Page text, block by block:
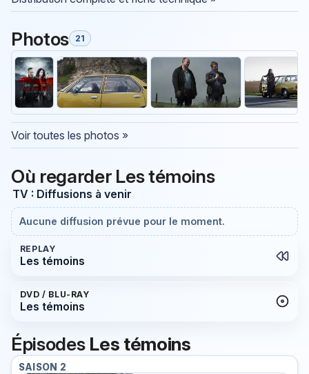
Photos 21
Voir toutes les photos »
Où regarder Les témoins
TV : Diffusions à venir
Aucune diffusion prévue pour le moment.
REPLAY
Les témoins
DVD / BLU-RAY
Les témoins
Épisodes Les témoins
SAISON 2